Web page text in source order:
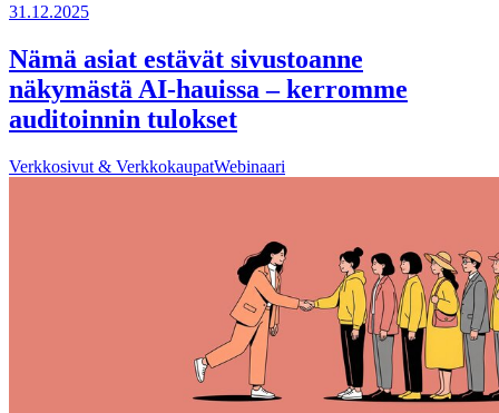
31.12.2025
Nämä asiat estävät sivustoanne
näkymästä AI-hauissa – kerromme
auditoinnin tulokset
Verkkosivut & VerkkokaupatWebinaari